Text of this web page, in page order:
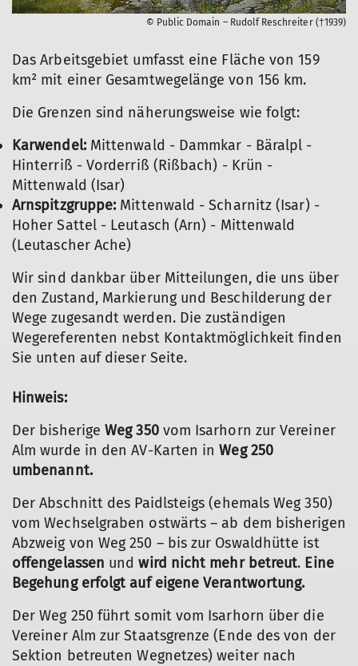
© Public Domain – Rudolf Reschreiter (†1939)
Das Arbeitsgebiet umfasst eine Fläche von 159
km² mit einer Gesamtwegelänge von 156 km.
Die Grenzen sind näherungsweise wie folgt:
Karwendel:Mittenwald - Dammkar - Bäralpl -
Hinterriß - Vorderriß (Rißbach) - Krün -
Mittenwald (Isar)
Arnspitzgruppe: Mittenwald - Scharnitz (Isar) -
Hoher Sattel - Leutasch (Arn) - Mittenwald
(Leutascher Ache)
Wir sind dankbar über Mitteilungen, die uns über
den Zustand, Markierung und Beschilderung der
Wege zugesandt werden. Die zuständigen
Wegereferenten nebst Kontaktmöglichkeit finden
Sie unten auf dieser Seite.
Hinweis:
Der bisherigeWeg 350vom Isarhorn zur Vereiner
Alm wurde in den AV-Karten inWeg 250
umbenannt.
Der Abschnitt des Paidlsteigs (ehemals Weg 350)
vom Wechselgraben ostwärts – ab dem bisherigen
Abzweig von Weg 250 – bis zur Oswaldhütte ist
offengelassen und wird nicht mehr betreut. Eine
Begehung erfolgt auf eigene Verantwortung.
Der Weg 250 führt somit vom Isarhorn über die
Vereiner Alm zur Staatsgrenze (Ende des von der
Sektion betreuten Wegnetzes) weiter nach